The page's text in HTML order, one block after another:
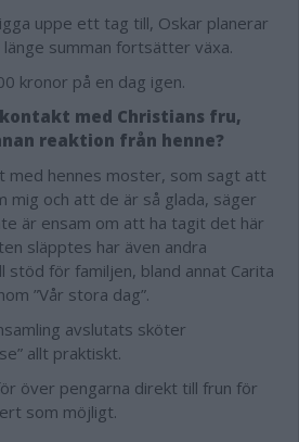
uppe ett tag till, Oskar planerar
summan fortsätter växa.
kronor på en dag igen.
med Christians fru,
reaktion från henne?
med hennes moster, som sagt att
mig och att de är så glada, säger
är ensam om att ha tagit det här
släpptes har även andra
stöd för familjen, bland annat Carita
”Vår stora dag”.
avslutats sköter
allt praktiskt.
över pengarna direkt till frun för
som möjligt.